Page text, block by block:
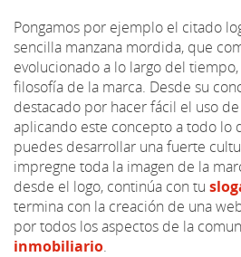
Pongamos por ejemplo el citado
sencilla manzana mordida, que
evolucionado a lo largo del
filosofía de la marca. Desde su
destacado por hacer fácil el uso
aplicando este concepto a todo lo
puedes desarrollar una fuerte
impregne toda la imagen de la
desde el logo, continúa con tu
termina con la creación de una
por todos los aspectos de la
inmobiliario.